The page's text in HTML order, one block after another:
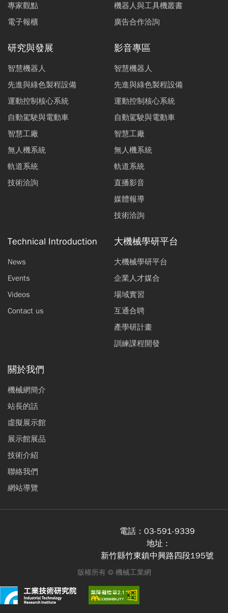
專家觀點
電子報櫃
機器人與工具機叢書
廣告合作洽詢
研究與發展
智慧機器人
先進與綠色製程設備
運動控制核心系統
自動駕駛與電動車
智慧工廠
無人機系統
軌道系統
技術洽詢
影音專區
智慧機器人
先進與綠色製程設備
運動控制核心系統
自動駕駛與電動車
智慧工廠
無人機系統
軌道系統
直播影音
媒體報導
技術洽詢
Technical Introduction
News
Events
Videos
Contact us
大機械學研平台
大機械學研平台
企業人才媒合
場域實習
互通合聘
產學研計畫
訓練課程開發
關於我們
機械網簡介
站長的話
虛擬展示館
展示館展品
技術介紹
聯絡我們
網站導覽
電話： 03-591-9339
地址 :
新竹縣竹東鎮中興路四段195號
版權所有 © 機械工業網